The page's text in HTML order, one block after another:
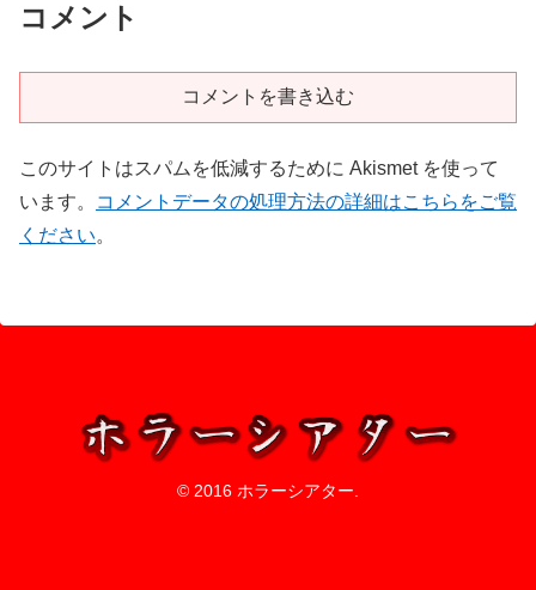
コメント
コメントを書き込む
このサイトはスパムを低減するために Akismet を使って
います。
コメントデータの処理方法の詳細はこちらをご覧
ください。
© 2016 ホラーシアター.